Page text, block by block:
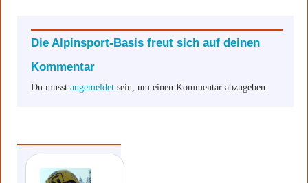
Die Alpinsport-Basis freut sich auf deinen
Kommentar
Du musstangemeldet sein, um einen Kommentar abzugeben.